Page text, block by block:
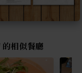
相似餐廳